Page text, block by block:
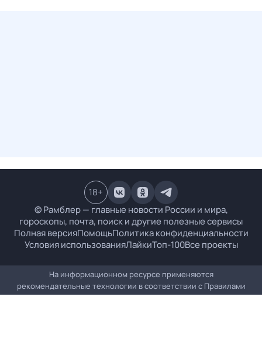
© Рамблер — главные новости России и мира,
гороскопы, почта, поиск и другие полезные сервисы
Полная версияПомощьПолитика конфиденциальности
Условия использованияЛайкиТоп-100Все проекты
18+
На информационном ресурсе применяются
рекомендательные технологии в соответствии с Правилами